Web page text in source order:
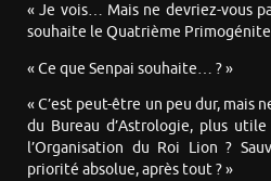
« Je vois… Mais ne devriez-vous
souhaite le Quatrième
« Ce que Senpai souhaite… ? »
« C’est peut-être un peu dur, mais
du Bureau d’Astrologie, plus
l’Organisation du Roi Lion ?
priorité absolue, après tout ? »